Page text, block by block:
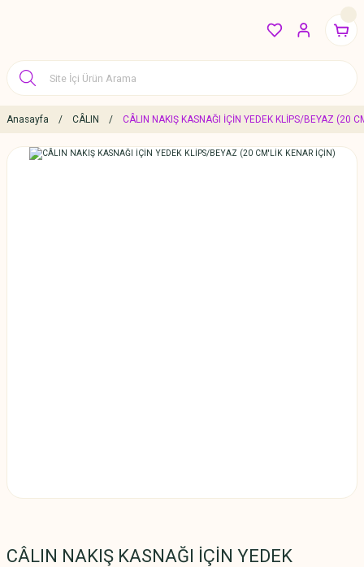
Anasayfa CÂLIN CÂLIN NAKIŞ KASNAĞI İÇİN YEDEK KLİPS/BEYAZ (20
CÂLIN NAKIŞ KASNAĞI İÇİN YEDEK